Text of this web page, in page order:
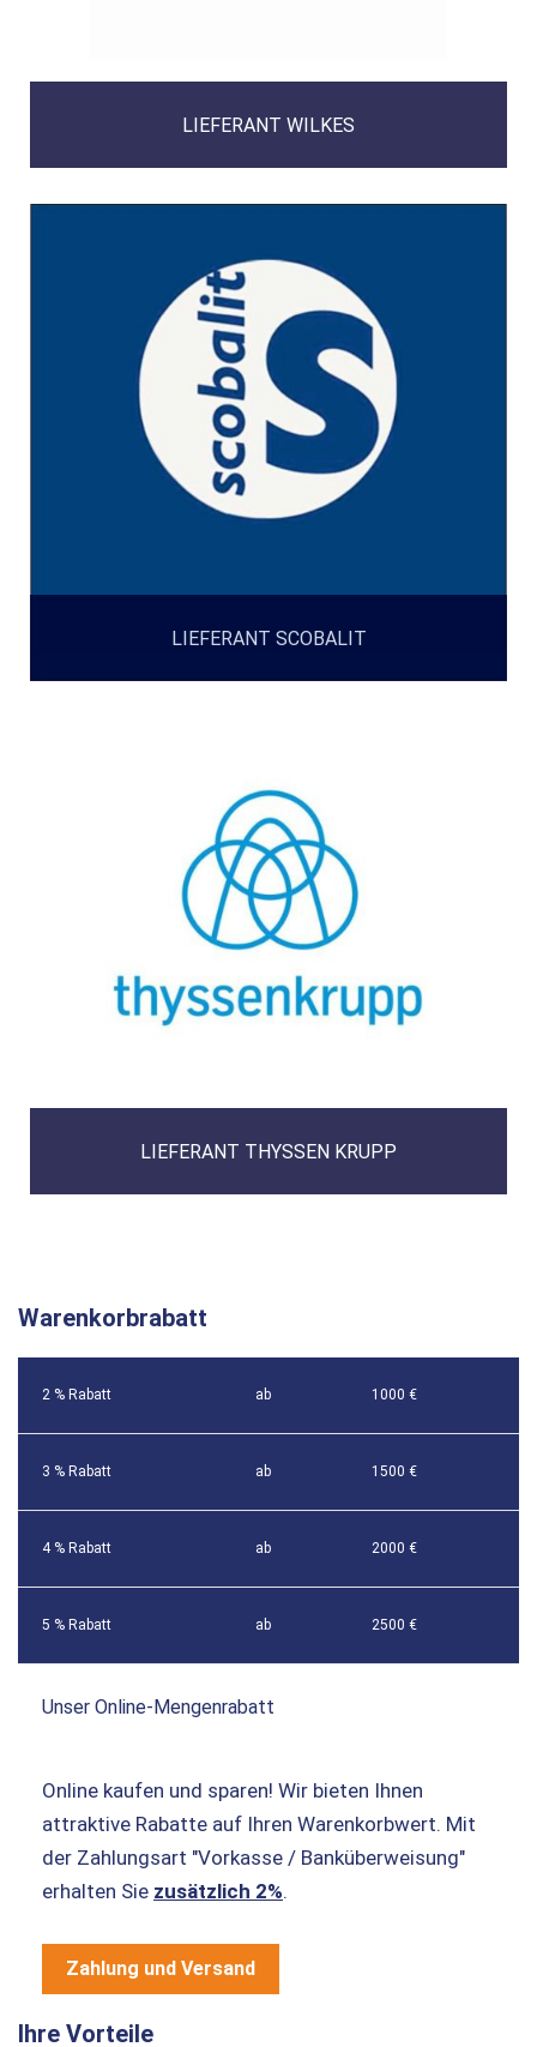
LIEFERANT WILKES
LIEFERANT SCOBALIT
LIEFERANT THYSSEN KRUPP
Warenkorbrabatt
2 % Rabatt ab 1000 €
3 % Rabatt ab 1500 €
4 % Rabatt ab 2000 €
5 % Rabatt ab 2500 €
Unser Online-Mengenrabatt
Online kaufen und sparen! Wir bieten Ihnen
attraktive Rabatte auf Ihren Warenkorbwert. Mit
der Zahlungsart "Vorkasse / Banküberweisung"
erhalten Sie zusätzlich 2%.
Zahlung und Versand
Ihre Vorteile